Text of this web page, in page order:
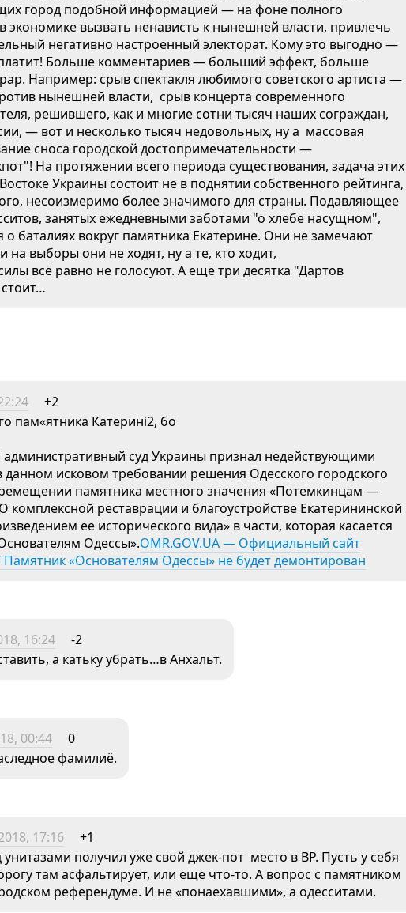
город подобной информацией — на фоне полного
экономике вызвать ненависть к нынешней власти, привлечь
негативно настроенный электорат. Кому это выгодно —
Больше комментариев — больший эффект, больше
Например: срыв спектакля любимого советского артиста —
нынешней власти, срыв концерта современного
решившего, как и многие сотни тысяч наших сограждан,
— вот и несколько тысяч недовольных, ну а массовая
сноса городской достопримечательности —
На протяжении всего периода существования, задача этих
Украины состоит не в поднятии собственного рейтинга,
несоизмеримо более значимого для страны. Подавляющее
занятых ежедневными заботами "о хлебе насущном",
о баталиях вокруг памятника Екатерине. Они не замечают
на выборы они не ходят, ну а те, кто ходит,
всё равно не голосуют. А ещё три десятка "Дартов
+2
пам«ятника Катерині2, бо
суд Украины признал недействующими
исковом требовании решения Одесского городского
памятника местного значения «Потемкинцам —
комплексной реставрации и благоустройстве Екатерининской
ее исторического вида» в части, которая касается
Одессы».OMR.GOV.UA — Официальный сайт
«Основателям Одессы» не будет демонтирован
16:24
-2
а катьку убрать…в Анхальт.
00:44
0
фамилиё.
17:16
+1
получил уже свой джек-пот место в ВР. Пусть у себя
там асфальтирует, или еще что-то. А вопрос с памятником
референдуме. И не «понаехавшими», а одесситами.